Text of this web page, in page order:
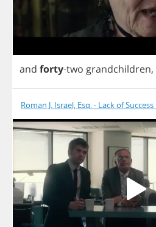
and forty-two grandchildren,
Roman J. Israel, Esq. - Lack of